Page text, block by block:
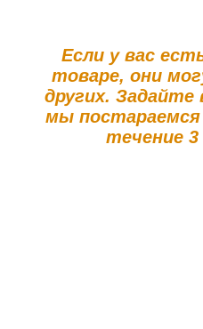
Если у вас
товаре, они
других. Задайте
мы
течение 3